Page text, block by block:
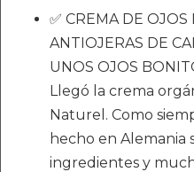
✅ CREMA DE
ANTIOJERAS DE
UNOS OJOS
Llegó la crema
Naturel. Como
hecho en Alemania
ingredientes y